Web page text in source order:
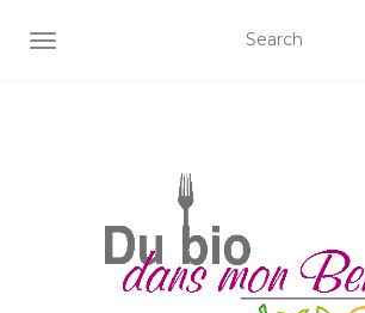
AFFICHER/MASQUER LA NAVIGATION